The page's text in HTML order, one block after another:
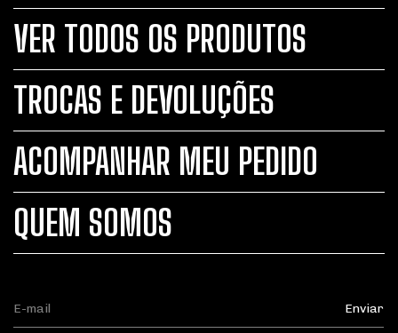
VER TODOS OS PRODUTOS
TROCAS E DEVOLUÇÕES
ACOMPANHAR MEU PEDIDO
QUEM SOMOS